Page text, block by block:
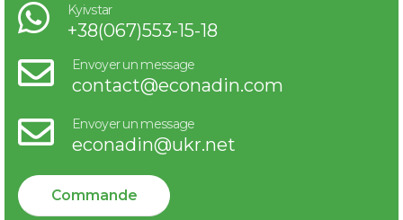
Kyivstar
+38(067)553-15-18
Envoyer un message
contact@econadin.com
Envoyer un message
econadin@ukr.net
Commande